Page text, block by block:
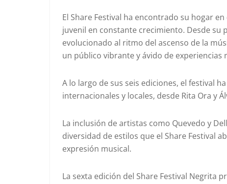
El Share Festival ha encontrado su hogar
juvenil en constante crecimiento. Desde su
evolucionado al ritmo del ascenso de la
un público vibrante y ávido de experiencias
A lo largo de sus seis ediciones, el festival
internacionales y locales, desde Rita Ora y
La inclusión de artistas como Quevedo y
diversidad de estilos que el Share Festival
expresión musical.
La sexta edición del Share Festival Negrita